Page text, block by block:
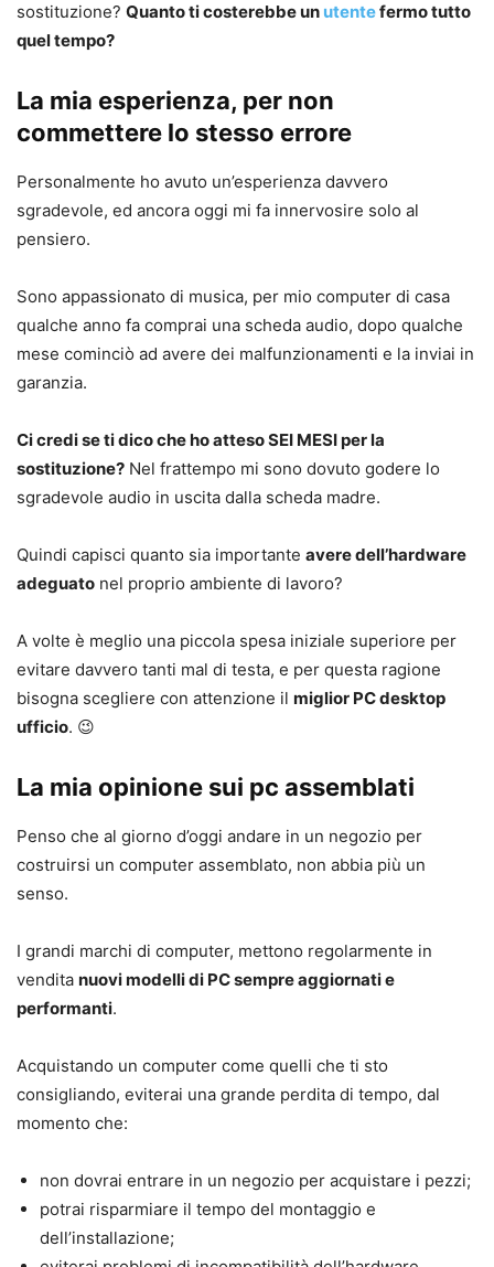
sostituzione? Quanto ti costerebbe un utentefermo tutto
quel tempo?
La mia esperienza, per non
commettere lo stesso errore
Personalmente ho avuto un’esperienza davvero
sgradevole, ed ancora oggi mi fa innervosire solo al
pensiero.
Sono appassionato di musica, per mio computer di casa
qualche anno fa comprai una scheda audio, dopo qualche
mese cominciò ad avere dei malfunzionamenti e la inviai in
garanzia.
Ci credi se ti dico che ho atteso SEI MESI per la
sostituzione? Nel frattempo mi sono dovuto godere lo
sgradevole audio in uscita dalla scheda madre.
Quindi capisci quanto sia importante avere dell’hardware
adeguato nel proprio ambiente di lavoro?
A volte è meglio una piccola spesa iniziale superiore per
evitare davvero tanti mal di testa, e per questa ragione
bisogna scegliere con attenzione il miglior PC desktop
ufficio. 😉
La mia opinione sui pc assemblati
Penso che al giorno d’oggi andare in un negozio per
costruirsi un computer assemblato, non abbia più un
senso.
I grandi marchi di computer, mettono regolarmente in
vendita nuovi modelli di PC sempre aggiornati e
performanti.
Acquistando un computer come quelli che ti sto
consigliando, eviterai una grande perdita di tempo, dal
momento che:
non dovrai entrare in un negozio per acquistare i pezzi;
potrai risparmiare il tempo del montaggio e
dell’installazione;